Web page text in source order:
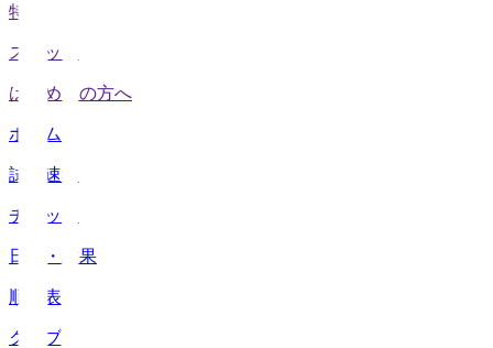
特集
スタッツ
はじめての方へ
ホーム
試合速報
チケット
日程・結果
順位表
クラブ